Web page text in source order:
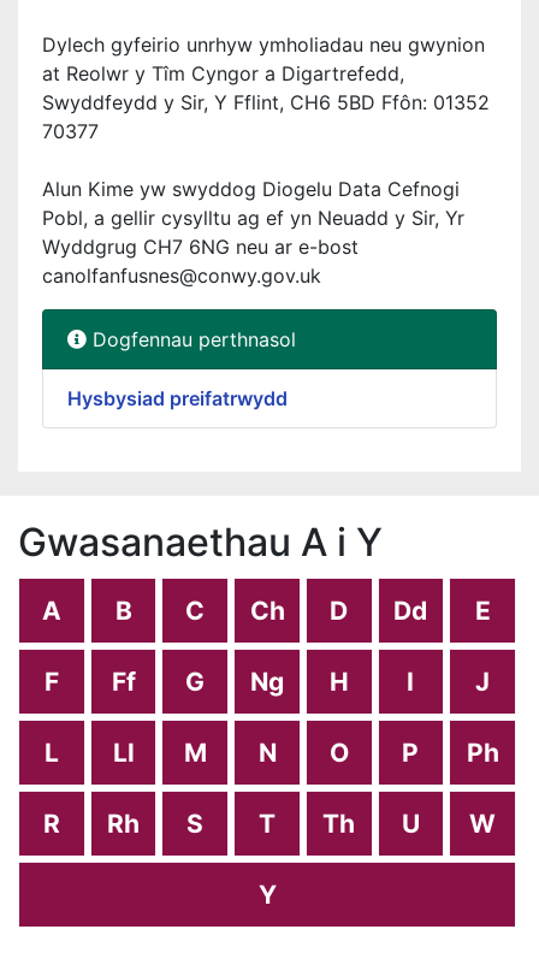
Dylech gyfeirio unrhyw ymholiadau neu gwynion
at Reolwr y Tîm Cyngor a Digartrefedd,
Swyddfeydd y Sir, Y Fflint, CH6 5BD Ffôn: 01352
70377
Alun Kime yw swyddog Diogelu Data Cefnogi
Pobl, a gellir cysylltu ag ef yn Neuadd y Sir, Yr
Wyddgrug CH7 6NG neu ar e-bost
canolfanfusnes@conwy.gov.uk
Dogfennau perthnasol
Hysbysiad preifatrwydd
Gwasanaethau A i Y
A B C Ch D Dd E
F Ff G Ng H I J
L Ll M N O P Ph
R Rh S T Th U W
Y